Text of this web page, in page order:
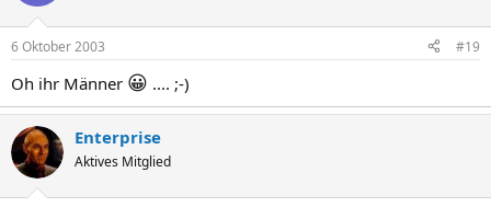
6 Oktober 2003 #19
Oh ihr Männer 😀 .... ;-)
Enterprise
Aktives Mitglied